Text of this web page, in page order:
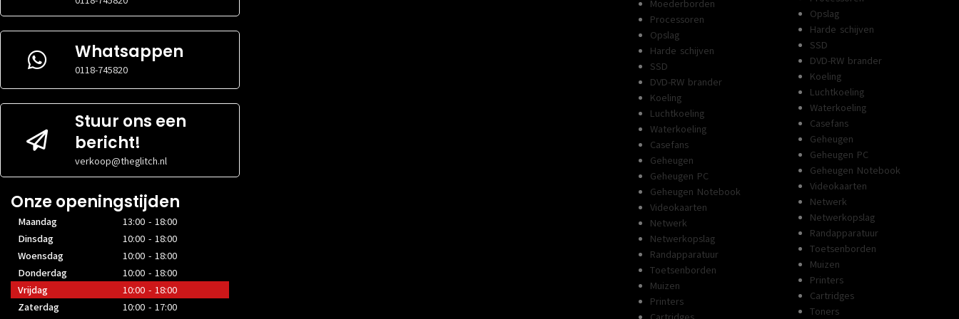
Whatsappen
0118-745820
Stuur ons een
bericht!
verkoop@theglitch.nl
Onze openingstijden
Maandag
13:00 - 18:00
Dinsdag
10:00 - 18:00
Woensdag
10:00 - 18:00
Donderdag
10:00 - 18:00
Vrijdag
10:00 - 18:00
Zaterdag
10:00 - 17:00
Moederborden
Processoren
Opslag
Harde schijven
SSD
DVD-RW brander
Koeling
Luchtkoeling
Waterkoeling
Casefans
Geheugen
Geheugen PC
Geheugen Notebook
Videokaarten
Netwerk
Netwerkopslag
Randapparatuur
Toetsenborden
Muizen
Printers
Opslag
Harde schijven
SSD
DVD-RW brander
Koeling
Luchtkoeling
Waterkoeling
Casefans
Geheugen
Geheugen PC
Geheugen Notebook
Videokaarten
Netwerk
Netwerkopslag
Randapparatuur
Toetsenborden
Muizen
Printers
Cartridges
Toners